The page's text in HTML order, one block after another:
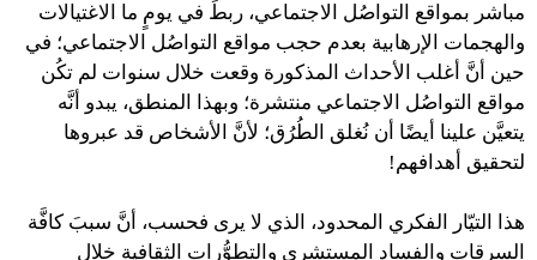
مباشر بمواقع التواصُل الاجتماعي، ربطَ في يومٍ ما الاغتيالات
والهجمات الإرهابية بعدم حجب مواقع التواصُل الاجتماعي؛ في
حين أنَّ أغلب الأحداث المذكورة وقعت خلال سنوات لم تكُن
مواقع التواصُل الاجتماعي منتشرة؛ وبهذا المنطق، يبدو أنَّه
يتعيَّن علينا أيضًا أن نُغلق الطُرُق؛ لأنَّ الأشخاص قد عبروها
لتحقيق أهدافهم!
هذا التيّار الفكري المحدود، الذي لا يرى فحسب، أنَّ سببَ كافَّة
السرقات والفساد المستشري والتطوُّرات الثقافية خلال